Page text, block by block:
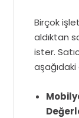
Birçok
aldıktan
ister.
aşağıdaki